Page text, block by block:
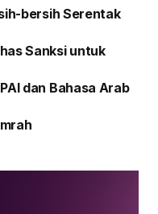
bersih Serentak
Sanksi untuk
dan Bahasa Arab